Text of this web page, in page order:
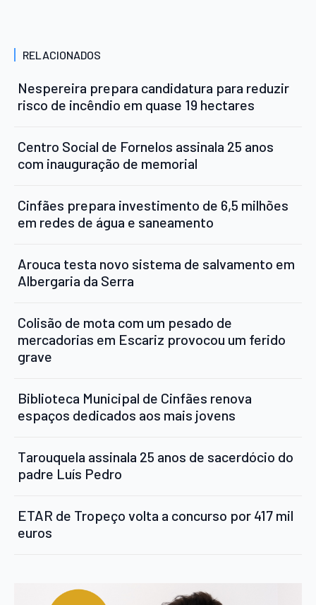
RELACIONADOS
Nespereira prepara candidatura para reduzir
risco de incêndio em quase 19 hectares
Centro Social de Fornelos assinala 25 anos
com inauguração de memorial
Cinfães prepara investimento de 6,5 milhões
em redes de água e saneamento
Arouca testa novo sistema de salvamento em
Albergaria da Serra
Colisão de mota com um pesado de
mercadorias em Escariz provocou um ferido
grave
Biblioteca Municipal de Cinfães renova
espaços dedicados aos mais jovens
Tarouquela assinala 25 anos de sacerdócio do
padre Luís Pedro
ETAR de Tropeço volta a concurso por 417 mil
euros